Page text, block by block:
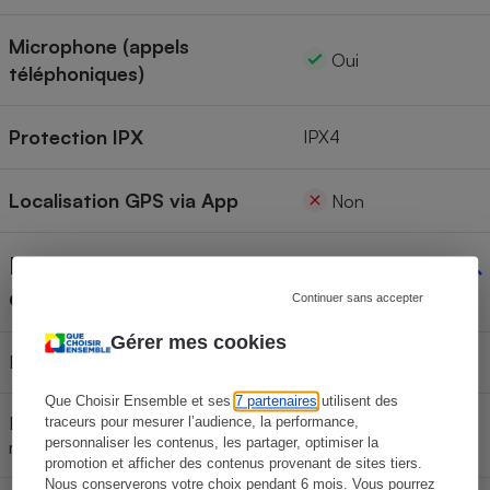
Gérer mes cookies
Que Choisir Ensemble et ses7 partenaires utilisent des
traceurs pour mesurer l’audience, la performance,
personnaliser les contenus, les partager, optimiser la
promotion et afficher des contenus provenant de sites tiers.
Nous conserverons votre choix pendant 6 mois. Vous pourrez
Continuer sans accepter
Microphone (appels
téléphoniques)
Oui
Protection IPX IPX4
Localisation GPS via App Non
Disponibilité des pièces
détachées
Batterie
Embouts (pour les intra-aural) ou
mousses (pour les casques)
Non